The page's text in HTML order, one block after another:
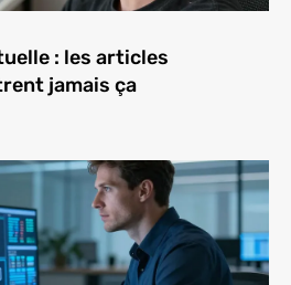
: les articles
jamais ça